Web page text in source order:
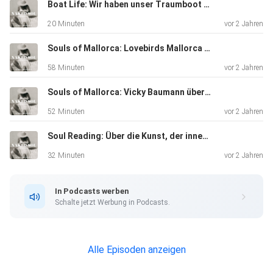
NEWSLETTER:
⁠http://eepurl.com/gWvZYf⁠
Boat Life: Wir haben unser Traumboot manifestiert. Bienvenido an Bord der NAKED SOL!
20 Minuten vor 2 Jahren
Souls of Mallorca: Lovebirds Mallorca teilen ihre Tipps für Paare und Fotografen, die von Mallorcahochzeiten träumen
58 Minuten vor 2 Jahren
Souls of Mallorca: Vicky Baumann über ihre Lieblingsinsel, Mallorcahochzeiten & Onlineprodukte
52 Minuten vor 2 Jahren
Soul Reading: Über die Kunst, der inneren Stimme zu folgen und so ein authentisches & erfülltes Leben & Business zu führen
32 Minuten vor 2 Jahren
In Podcasts werben
Schalte jetzt Werbung in Podcasts.
Alle Episoden anzeigen